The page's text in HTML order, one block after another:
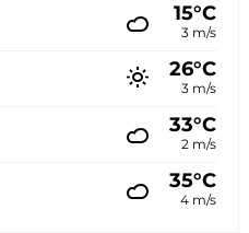
15°C
3 m/s
26°C
3 m/s
33°C
2 m/s
35°C
4 m/s